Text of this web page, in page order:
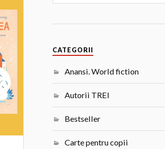
CATEGORII
Anansi. World fiction
Autorii TREI
Bestseller
Carte pentru copii